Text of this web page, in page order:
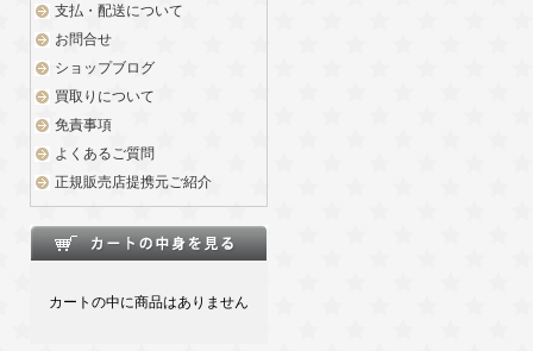
支払・配送について
お問合せ
ショップブログ
買取りについて
免責事項
よくあるご質問
正規販売店提携元ご紹介
カートの中に商品はありません